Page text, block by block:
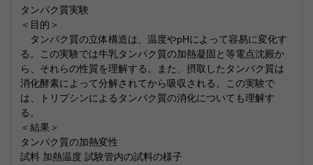
タンパク質実験
＜目的＞
タンパク質の立体構造は、温度やpHによって容易に変化す
る。この実験では牛乳タンパク質の加熱凝固と等電点沈殿か
ら、それらの性質を理解する。また、摂取したタンパク質は
消化酵素によって分解されてから吸収される。この実験で
は、トリプシンによるタンパク質の消化についても理解す
る。
＜結果＞
タンパク質の加熱変性
試料 加熱温度 試験管内の試料の様子